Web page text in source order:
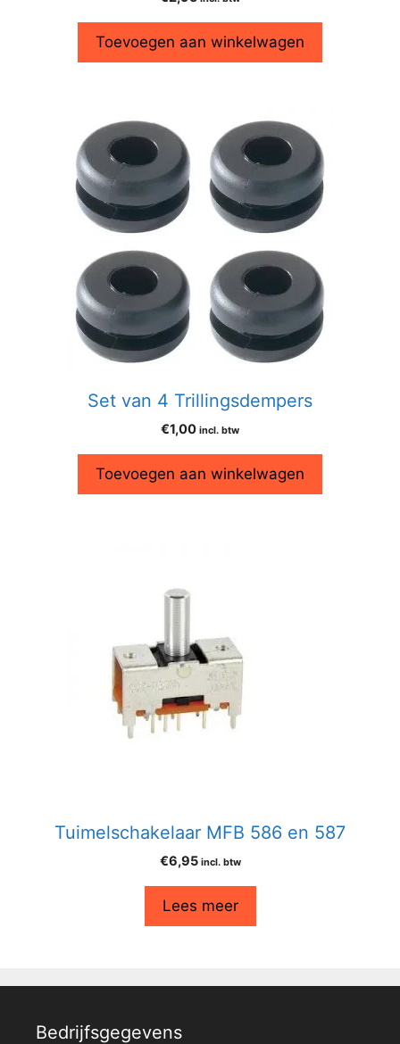
Toevoegen aan winkelwagen
Set van 4 Trillingsdempers
€1,00 incl. btw
Toevoegen aan winkelwagen
Tuimelschakelaar MFB 586 en 587
€6,95 incl. btw
Lees meer
Bedrijfsgegevens